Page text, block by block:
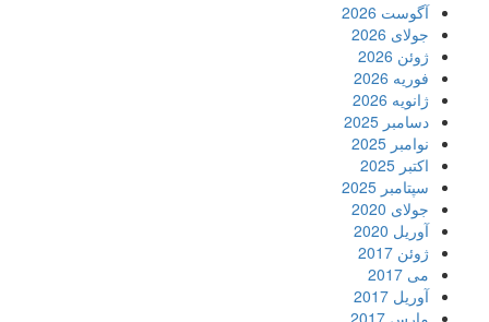
آگوست 2026
جولای 2026
ژوئن 2026
فوریه 2026
ژانویه 2026
دسامبر 2025
نوامبر 2025
اکتبر 2025
سپتامبر 2025
جولای 2020
آوریل 2020
ژوئن 2017
می 2017
آوریل 2017
مارس 2017